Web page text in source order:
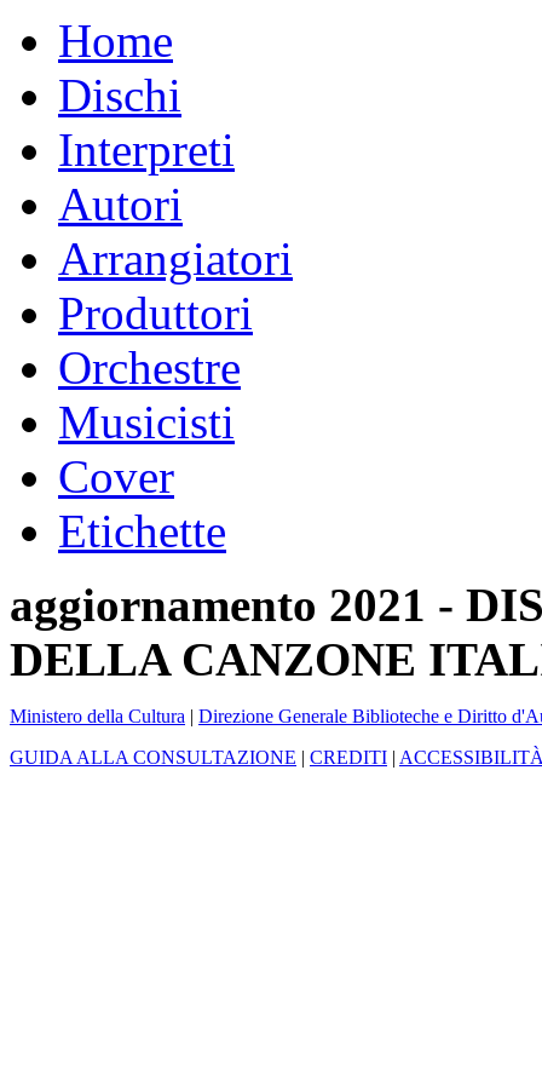
Home
Dischi
Interpreti
Autori
Arrangiatori
Produttori
Orchestre
Musicisti
Cover
Etichette
aggiornamento 2021 -
DELLA CANZONE
Ministero della Cultura | Direzione Generale Biblioteche e Diritto
GUIDA ALLA CONSULTAZIONE | CREDITI |